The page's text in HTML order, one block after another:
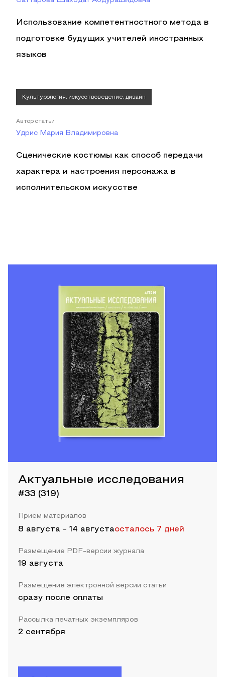
Использование компетентностного метода в
подготовке будущих учителей иностранных
языков
Культурология, искусствоведение, дизайн
Автор статьи
Удрис Мария Владимировна
Сценические костюмы как способ передачи
характера и настроения персонажа в
исполнительском искусстве
Актуальные исследования
#33 (319)
Прием материалов
8 августа - 14 августаосталось 7 дней
Размещение PDF-версии журнала
19 августа
Размещение электронной версии статьи
сразу после оплаты
Рассылка печатных экземпляров
2 сентября